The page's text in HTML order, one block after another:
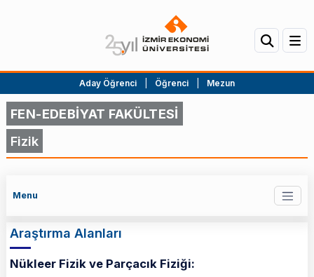
Aday Öğrenci Öğrenci Mezun
FEN-EDEBİYAT FAKÜLTESİ
Fizik
Menu
Araştırma Alanları
Nükleer Fizik ve Parçacık Fiziği: